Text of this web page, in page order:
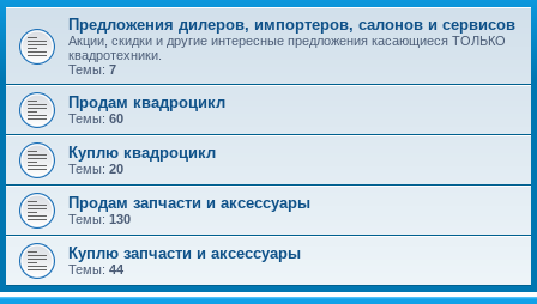
Предложения дилеров, импортеров, салонов и сервисов
Акции, скидки и другие интересные предложения касающиеся ТОЛЬКО
квадротехники.
Темы: 7
Продам квадроцикл
Темы: 60
Куплю квадроцикл
Темы: 20
Продам запчасти и аксессуары
Темы: 130
Куплю запчасти и аксессуары
Темы: 44